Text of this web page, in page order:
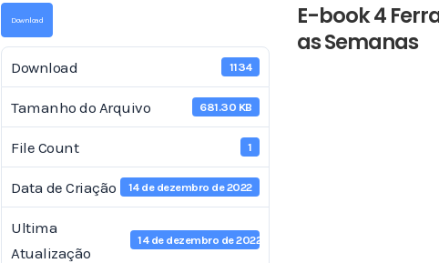
Download
Download 1134
Tamanho do Arquivo 681.30 KB
File Count 1
Data de Criação 14 de dezembro de 2022
Ultima
Atualização
14 de dezembro de 2022
E-book 4
as Semanas